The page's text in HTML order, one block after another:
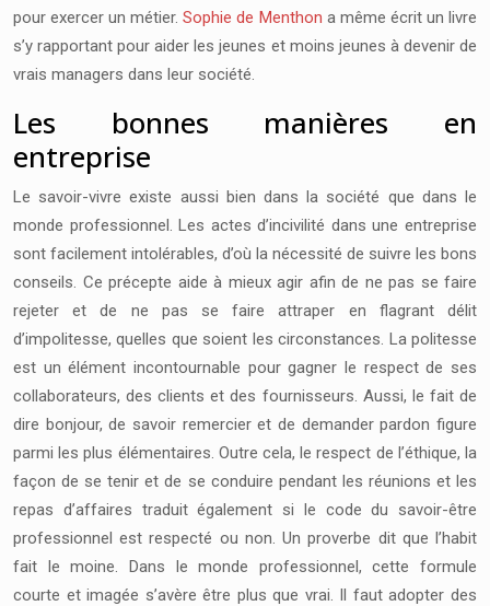
pour exercer un métier.Sophie de Menthon a même écrit un livre
s’y rapportant pour aider les jeunes et moins jeunes à devenir de
vrais managers dans leur société.
Les bonnes manières en
entreprise
Le savoir-vivre existe aussi bien dans la société que dans le
monde professionnel. Les actes d’incivilité dans une entreprise
sont facilement intolérables, d’où la nécessité de suivre les bons
conseils. Ce précepte aide à mieux agir afin de ne pas se faire
rejeter et de ne pas se faire attraper en flagrant délit
d’impolitesse, quelles que soient les circonstances. La politesse
est un élément incontournable pour gagner le respect de ses
collaborateurs, des clients et des fournisseurs. Aussi, le fait de
dire bonjour, de savoir remercier et de demander pardon figure
parmi les plus élémentaires. Outre cela, le respect de l’éthique, la
façon de se tenir et de se conduire pendant les réunions et les
repas d’affaires traduit également si le code du savoir-être
professionnel est respecté ou non. Un proverbe dit que l’habit
fait le moine. Dans le monde professionnel, cette formule
courte et imagée s’avère être plus que vrai. Il faut adopter des